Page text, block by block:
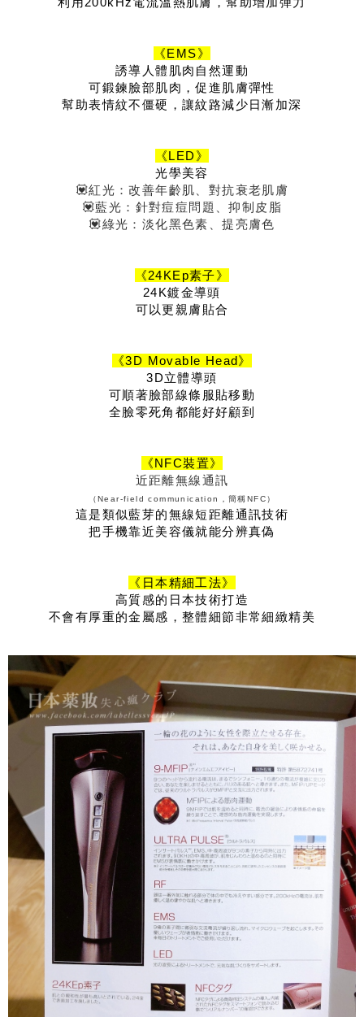
《EMS》
誘導人體肌肉自然運動
可鍛鍊臉部肌肉，促進肌膚彈性
幫助表情紋不僵硬，讓紋路減少日漸加深
《LED》
光學美容
💟紅光：改善年齡肌、對抗衰老肌膚
💟藍光：針對痘痘問題、抑制皮脂
💟綠光：淡化黑色素、提亮膚色
《24KEp素子》
24K鍍金導頭
可以更親膚貼合
《3D Movable Head》
3D立體導頭
可順著臉部線條服貼移動
全臉零死角都能好好顧到
《NFC裝置》
近距離無線通訊
（Near-field communication，簡稱NFC）
這是類似藍芽的無線短距離通訊技術
把手機靠近美容儀就能分辨真偽
《日本精細工法》
高質感的日本技術打造
不會有厚重的金屬感，整體細節非常細緻精美